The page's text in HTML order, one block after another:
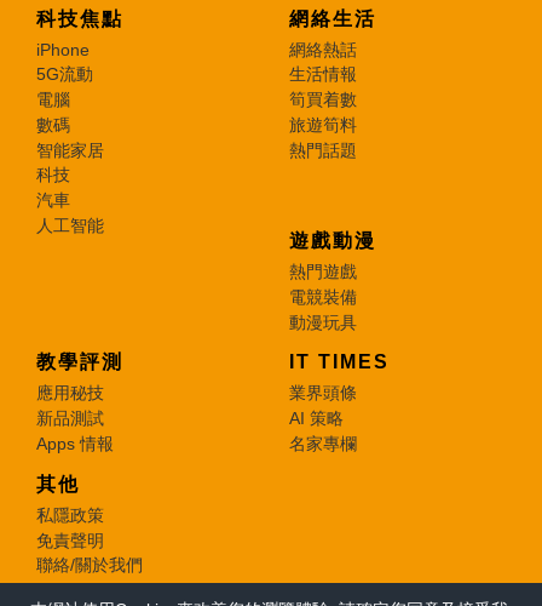
科技焦點
iPhone
5G流動
電腦
數碼
智能家居
科技
汽車
人工智能
網絡生活
網絡熱話
生活情報
筍買着數
旅遊筍料
熱門話題
遊戲動漫
熱門遊戲
電競裝備
動漫玩具
教學評測
應用秘技
新品測試
Apps 情報
IT TIMES
業界頭條
AI 策略
名家專欄
其他
私隱政策
免責聲明
聯絡/關於我們